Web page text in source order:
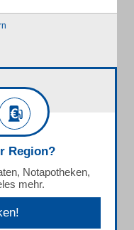
Region?
Notapotheken,
mehr.